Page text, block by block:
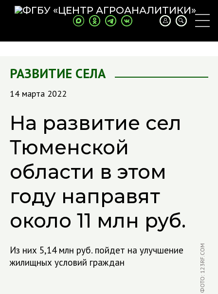
РАЗВИТИЕ СЕЛА
14 марта 2022
На развитие сел
Тюменской
области в этом
году направят
около 11 млн руб.
Из них 5,14 млн руб. пойдет на улучшение
жилищных условий граждан
ФОТО: 123RF.COM